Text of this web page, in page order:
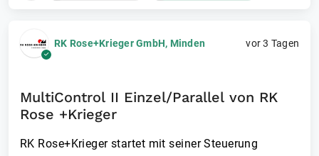
RK Rose+Krieger GmbH, Minden vor 3 Tagen
MultiControl II Einzel/Parallel von RK
Rose +Krieger
RK Rose+Krieger startet mit seiner Steuerung